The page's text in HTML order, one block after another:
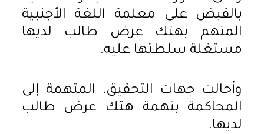
بالقبض على معلمة اللغة الأجنبية
المتهم بهتك عرض طالب لديها
مستغلة سلطتها عليه.
وأحالت جهات التحقيق، المتهمة إلى
المحاكمة بتهمة هتك عرض طالب
لديها.